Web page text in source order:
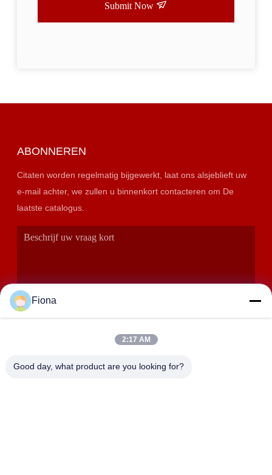
Submit Now
ABONNEREN
Citaten worden regelmatig bijgewerkt, laat ons alsjeblieft uw
e-mail achter, we zullen u binnenkort contacteren om De
laatste catalogus.
Fiona
2:17 AM
Good day, what product are you looking for?